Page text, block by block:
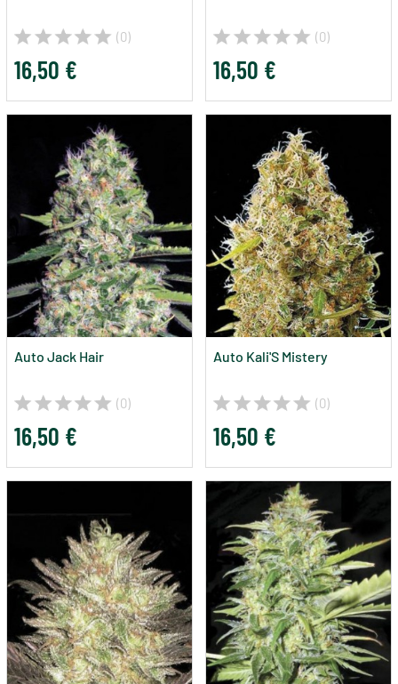
(0)
16,50 €
(0)
16,50 €
Auto Jack Hair
(0)
16,50 €
Auto Kali'S Mistery
(0)
16,50 €